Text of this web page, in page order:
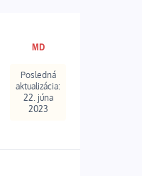
MD
Posledná
aktualizácia:
22. júna
2023